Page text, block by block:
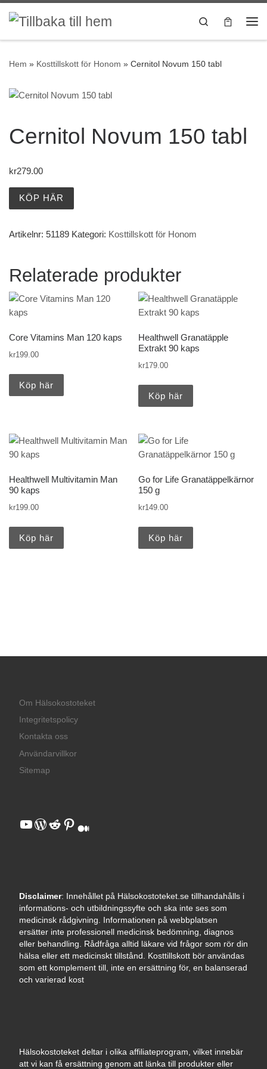
Hoppa till innehåll
Search
Hem » Kosttillskott för Honom » Cernitol Novum 150 tabl
Cernitol Novum 150 tabl
kr279.00
KÖP HÄR
Artikelnr: 51189 Kategori: Kosttillskott för Honom
Relaterade produkter
Core Vitamins Man 120 kaps
kr199.00
Köp här
Healthwell Granatäpple
Extrakt 90 kaps
kr179.00
Köp här
Healthwell Multivitamin Man
90 kaps
kr199.00
Köp här
Go for Life Granatäppelkärnor
150 g
kr149.00
Köp här
Om Hälsokostoteket
Integritetspolicy
Kontakta oss
Användarvillkor
Sitemap
YouTube
WordPress
Reddit
Pinterest
Medium
Disclaimer: Innehållet på Hälsokostoteket.se tillhandahålls i
informations- och utbildningssyfte och ska inte ses som
medicinsk rådgivning. Informationen på webbplatsen
ersätter inte professionell medicinsk bedömning, diagnos
eller behandling. Rådfråga alltid läkare vid frågor som rör din
hälsa eller ett medicinskt tillstånd. Kosttillskott bör användas
som ett komplement till, inte en ersättning för, en balanserad
och varierad kost
Hälsokostoteket deltar i olika affiliateprogram, vilket innebär
att vi kan få ersättning genom att länka till produkter eller